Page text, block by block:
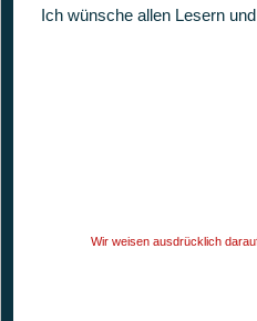
Ich wünsche allen Lesern
Wir weisen ausdrücklich